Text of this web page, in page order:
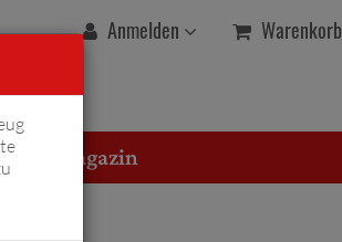
Anmelden Warenkorb
Magazin